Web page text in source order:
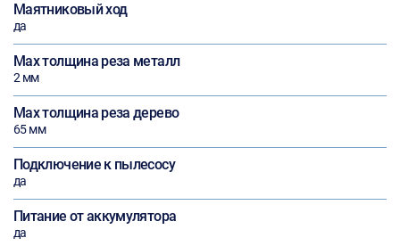
Маятниковый ход
да
Max толщина реза металл
2 мм
Max толщина реза дерево
65 мм
Подключение к пылесосу
да
Питание от аккумулятора
да